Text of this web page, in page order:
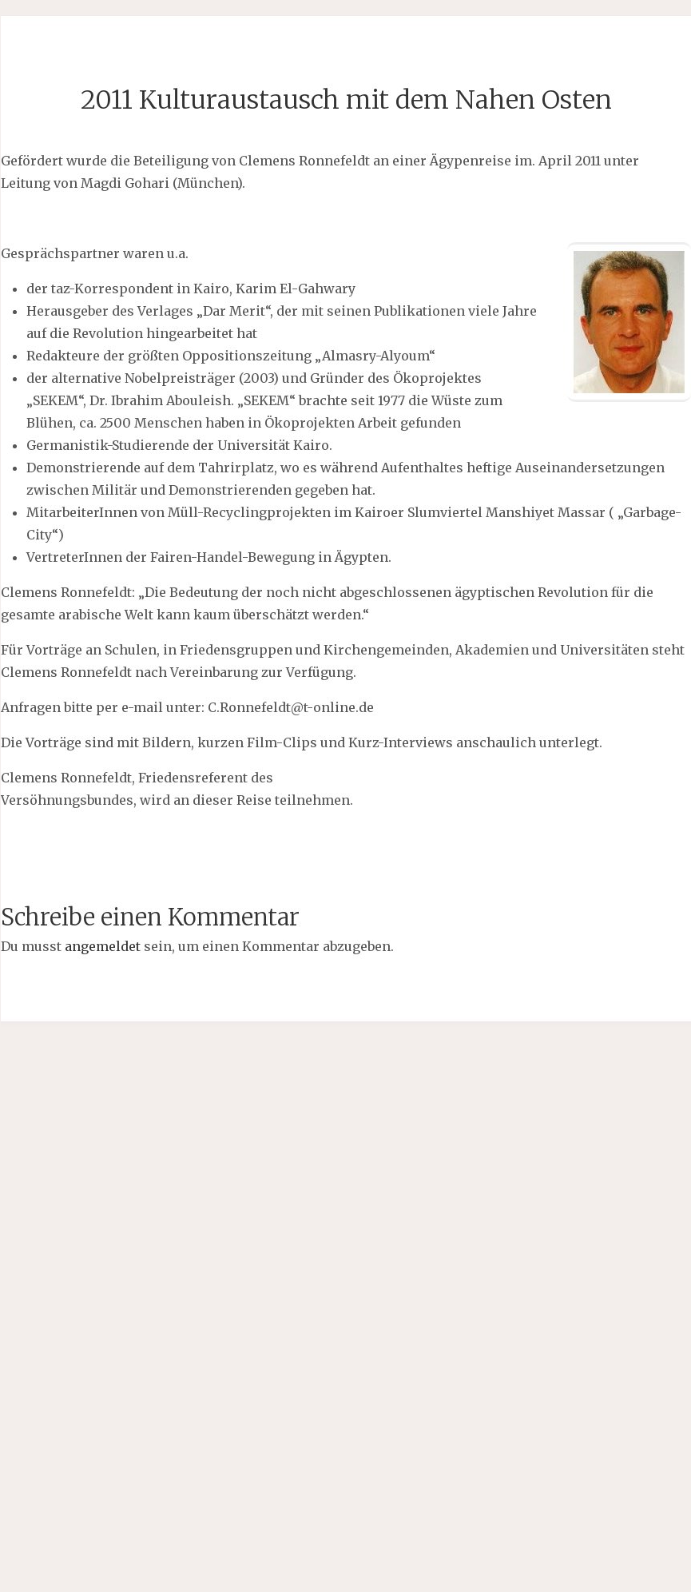
2011 Kulturaustausch mit dem Nahen Osten
Gefördert wurde die Beteiligung von Clemens Ronnefeldt an einer Ägypenreise im. April 2011 unter
Leitung von Magdi Gohari (München).
Gesprächspartner waren u.a.
der taz-Korrespondent in Kairo, Karim El-Gahwary
Herausgeber des Verlages „Dar Merit“, der mit seinen Publikationen viele Jahre
auf die Revolution hingearbeitet hat
Redakteure der größten Oppositionszeitung „Almasry-Alyoum“
der alternative Nobelpreisträger (2003) und Gründer des Ökoprojektes
„SEKEM“, Dr. Ibrahim Abouleish. „SEKEM“ brachte seit 1977 die Wüste zum
Blühen, ca. 2500 Menschen haben in Ökoprojekten Arbeit gefunden
Germanistik-Studierende der Universität Kairo.
Demonstrierende auf dem Tahrirplatz, wo es während Aufenthaltes heftige Auseinandersetzungen
zwischen Militär und Demonstrierenden gegeben hat.
MitarbeiterInnen von Müll-Recyclingprojekten im Kairoer Slumviertel Manshiyet Massar ( „Garbage-
City“)
VertreterInnen der Fairen-Handel-Bewegung in Ägypten.
Clemens Ronnefeldt: „Die Bedeutung der noch nicht abgeschlossenen ägyptischen Revolution für die
gesamte arabische Welt kann kaum überschätzt werden.“
Für Vorträge an Schulen, in Friedensgruppen und Kirchengemeinden, Akademien und Universitäten steht
Clemens Ronnefeldt nach Vereinbarung zur Verfügung.
Anfragen bitte per e-mail unter: C.Ronnefeldt@t-online.de
Die Vorträge sind mit Bildern, kurzen Film-Clips und Kurz-Interviews anschaulich unterlegt.
Clemens Ronnefeldt, Friedensreferent des
Versöhnungsbundes, wird an dieser Reise teilnehmen.
Schreibe einen Kommentar
Du musst angemeldet sein, um einen Kommentar abzugeben.